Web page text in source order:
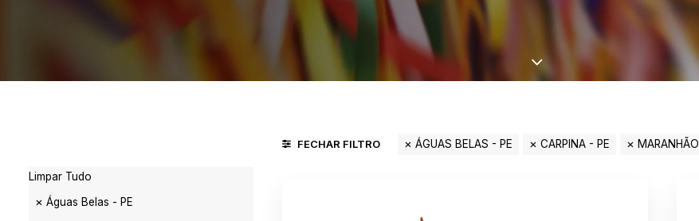
Limpar Tudo
Águas Belas - PE
FECHAR FILTRO ÁGUAS BELAS - PE CARPINA - PE MARANHÃO